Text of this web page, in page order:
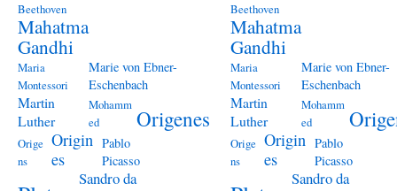
Beethoven
Mahatma
Gandhi
Maria
Montessori
Marie von Ebner-
Eschenbach
Martin
Luther
Mohamm
ed
Origenes
Orige
ns
Origin
es
Pablo
Picasso
Sandro da
Beethoven
Mahatma
Gandhi
Maria
Montessori
Marie von Ebner-
Eschenbach
Martin
Luther
Mohamm
ed
Orige
ns
Origin
es
Pablo
Picasso
Sandro da